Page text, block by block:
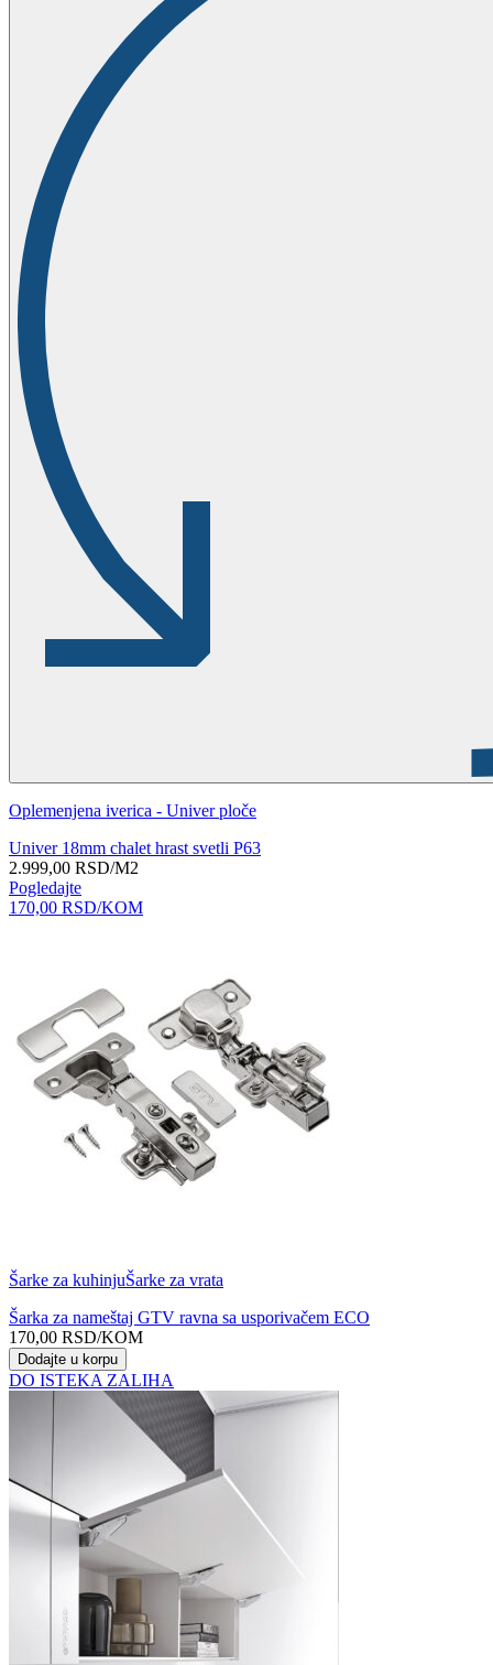
Oplemenjena iverica - Univer ploče
Univer 18mm chalet hrast svetli P63
2.999,00 RSD/M2
Pogledajte
170,00 RSD/KOM
Šarke za kuhinjuŠarke za vrata
Šarka za nameštaj GTV ravna sa usporivačem ECO
170,00 RSD/KOM
Dodajte u korpu
DO ISTEKA ZALIHA